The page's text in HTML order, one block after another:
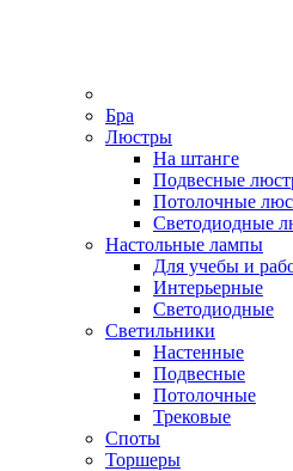
Бра
Люстры
На штанге
Подвесные
Потолочные
Светодиодные
Настольные лампы
Для учебы и
Интерьерные
Светодиодные
Светильники
Настенные
Подвесные
Потолочные
Трековые
Споты
Торшеры